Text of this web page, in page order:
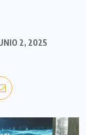
2, 2025